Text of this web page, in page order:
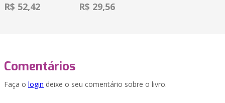
R$ 52,42 R$ 29,56
Comentários
Faça o login deixe o seu comentário sobre o livro.